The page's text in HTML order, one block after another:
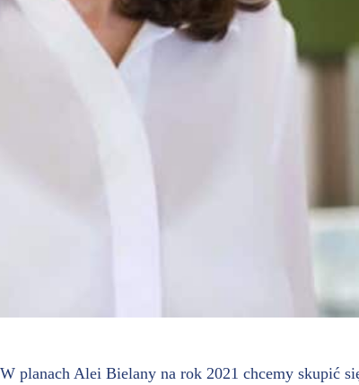
W planach Alei Bielany na rok 2021 chcemy skupić